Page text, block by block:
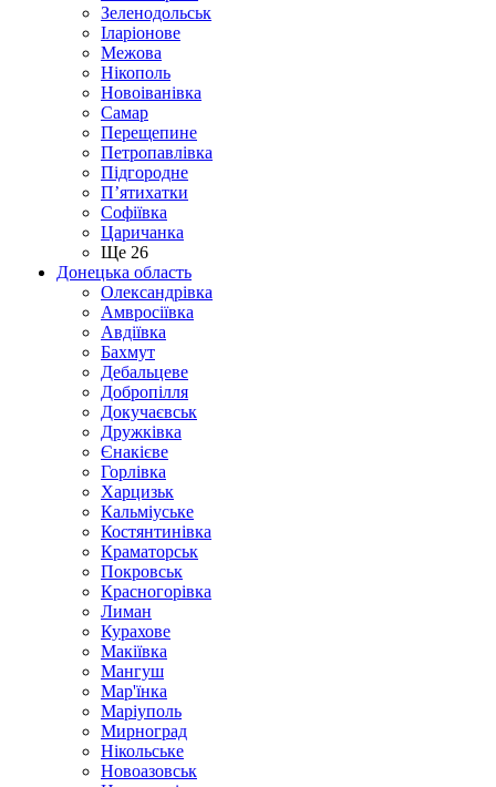
Зеленодольськ
Іларіонове
Межова
Нікополь
Новоіванівка
Самар
Перещепине
Петропавлівка
Підгородне
П’ятихатки
Софіївка
Царичанка
Ще 26
Донецька область
Олександрівка
Амвросіївка
Авдіївка
Бахмут
Дебальцеве
Добропілля
Докучаєвськ
Дружківка
Єнакієве
Горлівка
Харцизьк
Кальміуське
Костянтинівка
Краматорськ
Покровськ
Красногорівка
Лиман
Курахове
Макіївка
Мангуш
Мар'їнка
Маріуполь
Мирноград
Нікольське
Новоазовськ